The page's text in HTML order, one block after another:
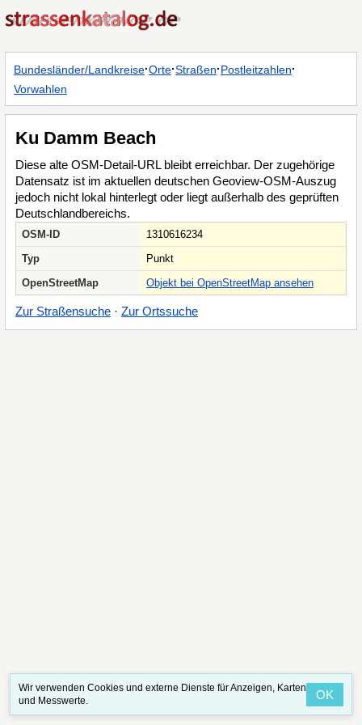
Bundesländer/Landkreise·Orte·Straßen·Postleitzahlen·
Vorwahlen
Ku Damm Beach
Diese alte OSM-Detail-URL bleibt erreichbar. Der zugehörige
Datensatz ist im aktuellen deutschen Geoview-OSM-Auszug
jedoch nicht lokal hinterlegt oder liegt außerhalb des geprüften
Deutschlandbereichs.
OSM-ID
1310616234
Typ
Punkt
OpenStreetMap
Objekt bei OpenStreetMap ansehen
Zur Straßensuche · Zur Ortssuche
Wir verwenden Cookies und externe Dienste für Anzeigen, Karten
und Messwerte.
OK